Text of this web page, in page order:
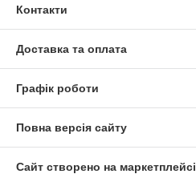
Контакти
Доставка та оплата
Графік роботи
Повна версія сайту
Сайт створено на маркетплейсі